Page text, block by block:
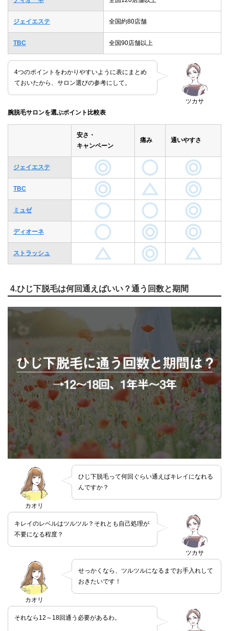
ジェイエステ 全国約80店舗
TBC 全国90店舗以上
ツカサ
4つのポイントをわかりやすいように表にまとめ
ておいたから、サロン選びの参考にして。
腕脱毛サロンを選ぶポイント比較表
安さ・
キャンペーン
痛み 通いやすさ
ジェイエステ
TBC
ミュゼ
ディオーネ
ストラッシュ
4.ひじ下脱毛は何回通えばいい？通う回数と期間
カオリ
ひじ下脱毛って何回ぐらい通えばキレイになれる
んですか？
ツカサ
キレイのレベルはツルツル？それとも自己処理が
不要になる程度？
カオリ
せっかくなら、ツルツルになるまでお手入れして
おきたいです！
それなら12～18回通う必要があるわ。